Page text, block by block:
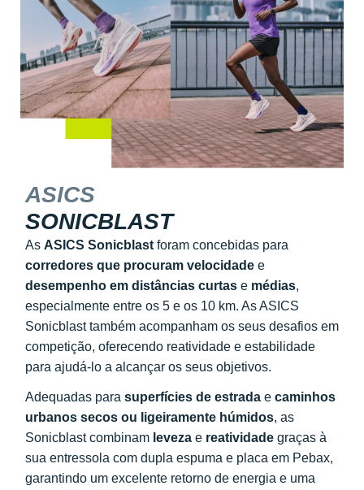
ASICS
SONICBLAST
As ASICS Sonicblast foram concebidas para
corredores que procuram velocidade e
desempenho em distâncias curtas e médias,
especialmente entre os 5 e os 10 km. As ASICS
Sonicblast também acompanham os seus desafios em
competição, oferecendo reatividade e estabilidade
para ajudá-lo a alcançar os seus objetivos.
Adequadas para superfícies de estrada e caminhos
urbanos secos ou ligeiramente húmidos, as
Sonicblast combinam leveza e reatividade graças à
sua entressola com dupla espuma e placa em Pebax,
garantindo um excelente retorno de energia e uma